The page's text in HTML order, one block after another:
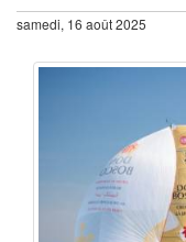
samedi, 16 août 2025